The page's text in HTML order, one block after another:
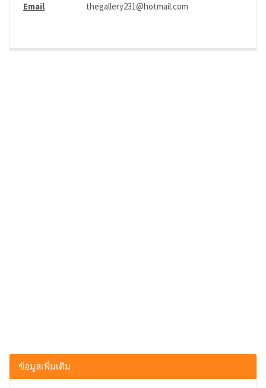
Email
thegallery231@hotmail.com
ข้อมูลเพิ่มเติม